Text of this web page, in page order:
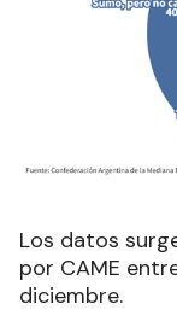
Los datos
por CAME
diciembre.